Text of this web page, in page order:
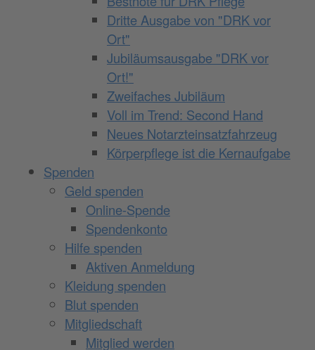
Dritte Ausgabe von "DRK vor
Ort"
Jubiläumsausgabe "DRK vor
Ort!"
Zweifaches Jubiläum
Voll im Trend: Second Hand
Neues Notarzteinsatzfahrzeug
Körperpflege ist die Kernaufgabe
Spenden
Geld spenden
Online-Spende
Spendenkonto
Hilfe spenden
Aktiven Anmeldung
Kleidung spenden
Blut spenden
Mitgliedschaft
Mitglied werden